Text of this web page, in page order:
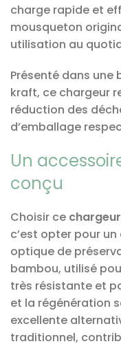
charge rapide et
mousqueton
utilisation au
Présenté dans
kraft, ce chargeur
réduction des
d’emballage
Un
conçu
Choisir ce
c’est opter pour
optique de
bambou, utilisé
très résistante et
et la régénération
excellente
traditionnel,